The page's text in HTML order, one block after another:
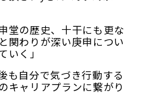
堂の歴史、十干にも更な
関わりが深い庚申につい
いく」
も自分で気づき行動する
キャリアプランに繋がり